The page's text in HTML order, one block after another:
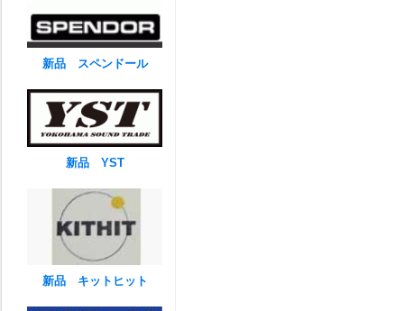
新品 スペンドール
新品 YST
新品 キットヒット